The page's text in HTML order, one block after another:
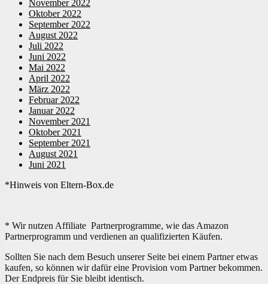
November 2022
Oktober 2022
September 2022
August 2022
Juli 2022
Juni 2022
Mai 2022
April 2022
März 2022
Februar 2022
Januar 2022
November 2021
Oktober 2021
September 2021
August 2021
Juni 2021
*Hinweis von Eltern-Box.de
* Wir nutzen Affiliate Partnerprogramme, wie das Amazon
Partnerprogramm und verdienen an qualifizierten Käufen.
Sollten Sie nach dem Besuch unserer Seite bei einem Partner etwas
kaufen, so können wir dafür eine Provision vom Partner bekommen.
Der Endpreis für Sie bleibt identisch.